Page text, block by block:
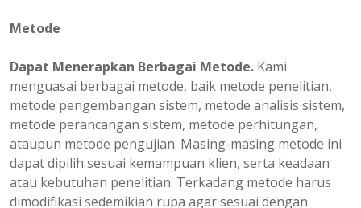
Metode
Dapat Menerapkan Berbagai Metode. Kami
menguasai berbagai metode, baik metode penelitian,
metode pengembangan sistem, metode analisis sistem,
metode perancangan sistem, metode perhitungan,
ataupun metode pengujian. Masing-masing metode ini
dapat dipilih sesuai kemampuan klien, serta keadaan
atau kebutuhan penelitian. Terkadang metode harus
dimodifikasi sedemikian rupa agar sesuai dengan